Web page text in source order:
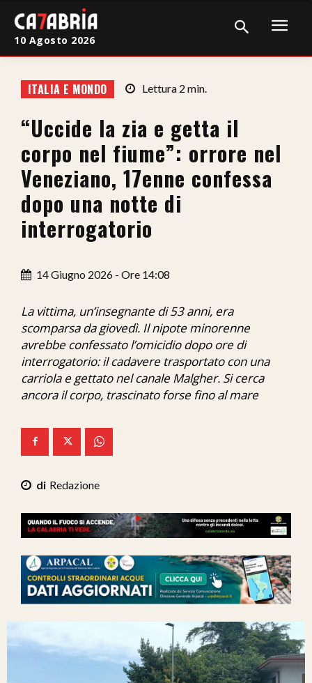
Cronaca
Giudiziaria
Politica
Sport
Attualità
Ita-Mondo
C7 Play
We Calabria
10 Agosto 2026
ITALIA E MONDO Lettura 2 min.
“Uccide la zia e getta il
corpo nel fiume”: orrore nel
Veneziano, 17enne confessa
dopo una notte di
interrogatorio
14 Giugno 2026 - Ore 14:08
La vittima, un’insegnante di 53 anni, era
scomparsa da giovedì. Il nipote minorenne
avrebbe confessato l’omicidio dopo ore di
interrogatorio: il cadavere trasportato con una
carriola e gettato nel canale Malgher. Si cerca
ancora il corpo, trascinato forse fino al mare
Redazione